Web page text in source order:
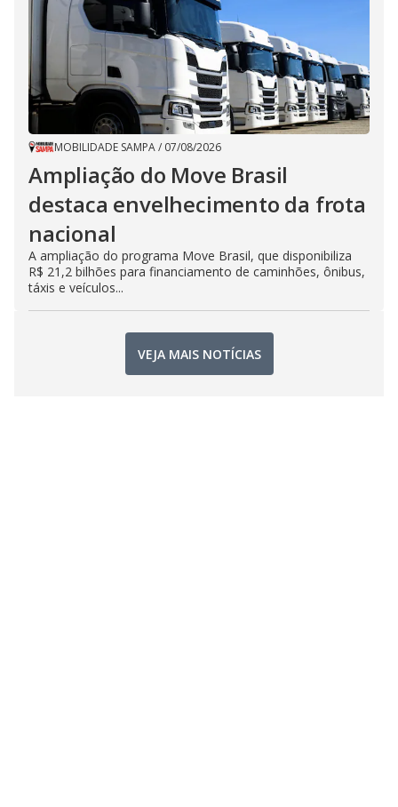
MOBILIDADE SAMPA/ 07/08/2026
Ampliação do Move Brasil
destaca envelhecimento da frota
nacional
A ampliação do programa Move Brasil, que disponibiliza
R$ 21,2 bilhões para financiamento de caminhões, ônibus,
táxis e veículos...
VEJA MAIS NOTÍCIAS